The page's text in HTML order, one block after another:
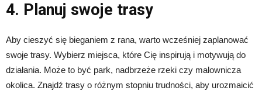
4. Planuj swoje trasy
Aby cieszyć się bieganiem z rana, warto wcześniej zaplanować
swoje trasy. Wybierz miejsca, które Cię inspirują i motywują do
działania. Może to być park, nadbrzeże rzeki czy malownicza
okolica. Znajdź trasy o różnym stopniu trudności, aby urozmaicić